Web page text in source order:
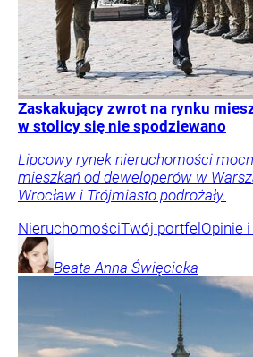
Zaskakujący zwrot na rynku
w stolicy się nie spodziewano
Lipcowy rynek nieruchomości
mieszkań od deweloperów w
Wrocław i Trójmiasto podrożały.
NieruchomościTwój portfelOpinie
Beata Anna Święcicka